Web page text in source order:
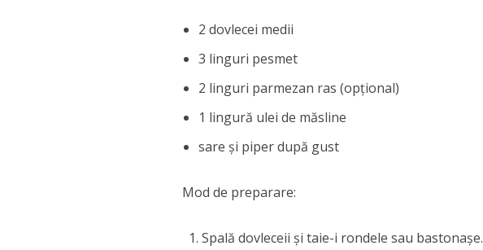
2 dovlecei medii
3 linguri pesmet
2 linguri parmezan ras (opțional)
1 lingură ulei de măsline
sare și piper după gust
Mod de preparare:
Spală dovleceii și taie-i rondele sau bastonașe.